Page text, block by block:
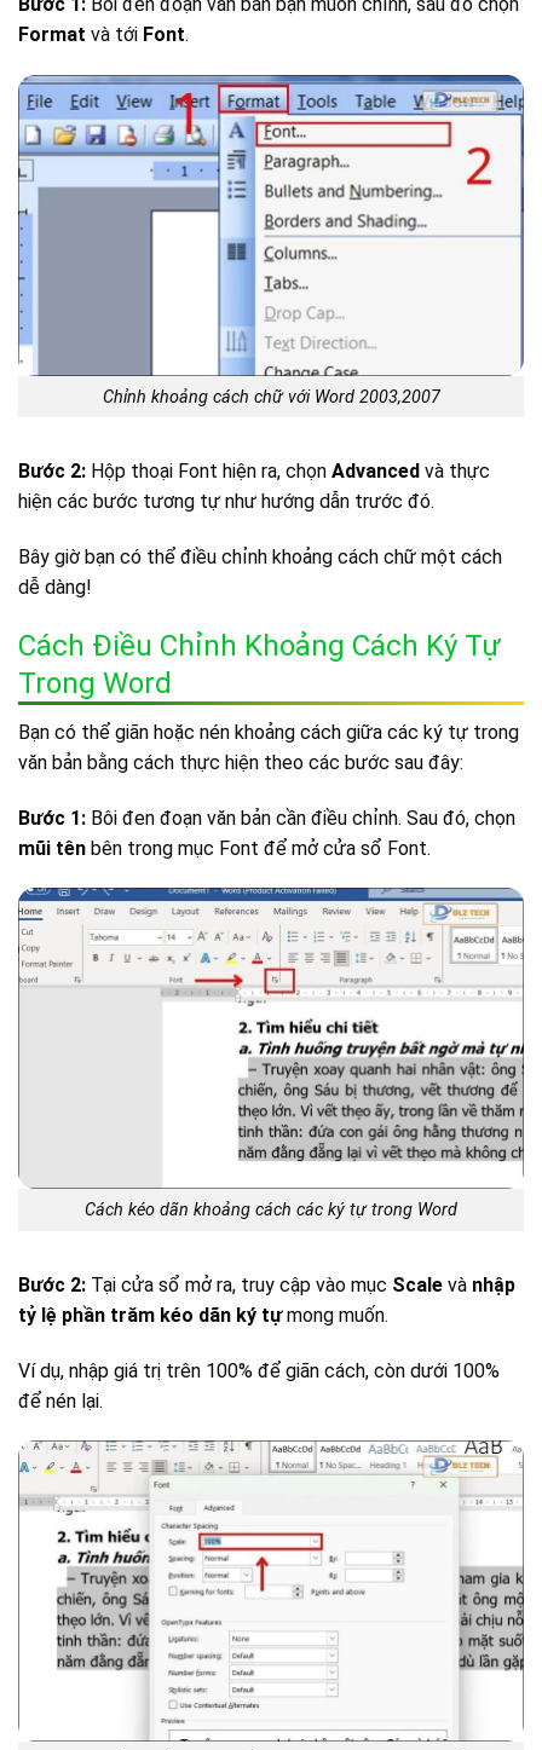
Format và tới Font.
Chỉnh khoảng cách chữ với Word 2003,2007
Bước 2: Hộp thoại Font hiện ra, chọn Advanced và thực
hiện các bước tương tự như hướng dẫn trước đó.
Bây giờ bạn có thể điều chỉnh khoảng cách chữ một cách
dễ dàng!
Cách Điều Chỉnh Khoảng Cách Ký Tự
Trong Word
Bạn có thể giãn hoặc nén khoảng cách giữa các ký tự trong
văn bản bằng cách thực hiện theo các bước sau đây:
Bước 1: Bôi đen đoạn văn bản cần điều chỉnh. Sau đó, chọn
mũi tên bên trong mục Font để mở cửa sổ Font.
Cách kéo dãn khoảng cách các ký tự trong Word
Bước 2: Tại cửa sổ mở ra, truy cập vào mục Scale và nhập
tỷ lệ phần trăm kéo dãn ký tựmong muốn.
Ví dụ, nhập giá trị trên 100% để giãn cách, còn dưới 100%
để nén lại.